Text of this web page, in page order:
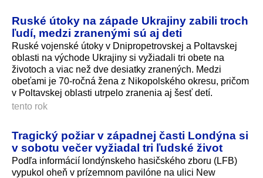
Ruské útoky na západe Ukrajiny zabili troch
ľudí, medzi zranenými sú aj deti
Ruské vojenské útoky v Dnipropetrovskej a Poltavskej
oblasti na východe Ukrajiny si vyžiadali tri obete na
životoch a viac než dve desiatky zranených. Medzi
obeťami je 70-ročná žena z Nikopolského okresu, pričom
v Poltavskej oblasti utrpelo zranenia aj šesť detí.
tento rok
Tragický požiar v západnej časti Londýna si
v sobotu večer vyžiadal tri ľudské život
Podľa informácií londýnskeho hasičského zboru (LFB)
vypukol oheň v prízemnom pavilóne na ulici New